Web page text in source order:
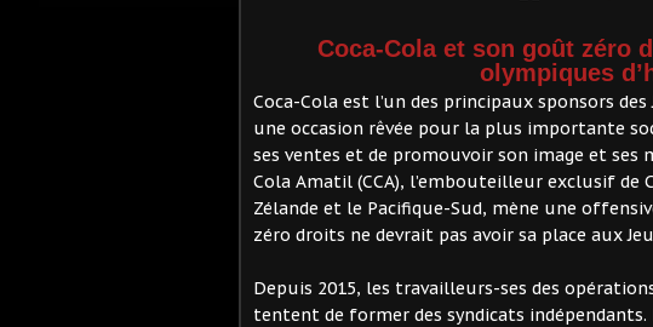
Coca-Cola et son goût zéro
olympiques
Coca-Cola est l’un des principaux sponsors
une occasion rêvée pour la plus importante
ses ventes et de promouvoir son image et ses
Cola Amatil (CCA), l’embouteilleur exclusif de
Zélande et le Pacifique-Sud, mène une
zéro droits ne devrait pas avoir sa place aux
Depuis 2015, les travailleurs-ses des
tentent de former des syndicats